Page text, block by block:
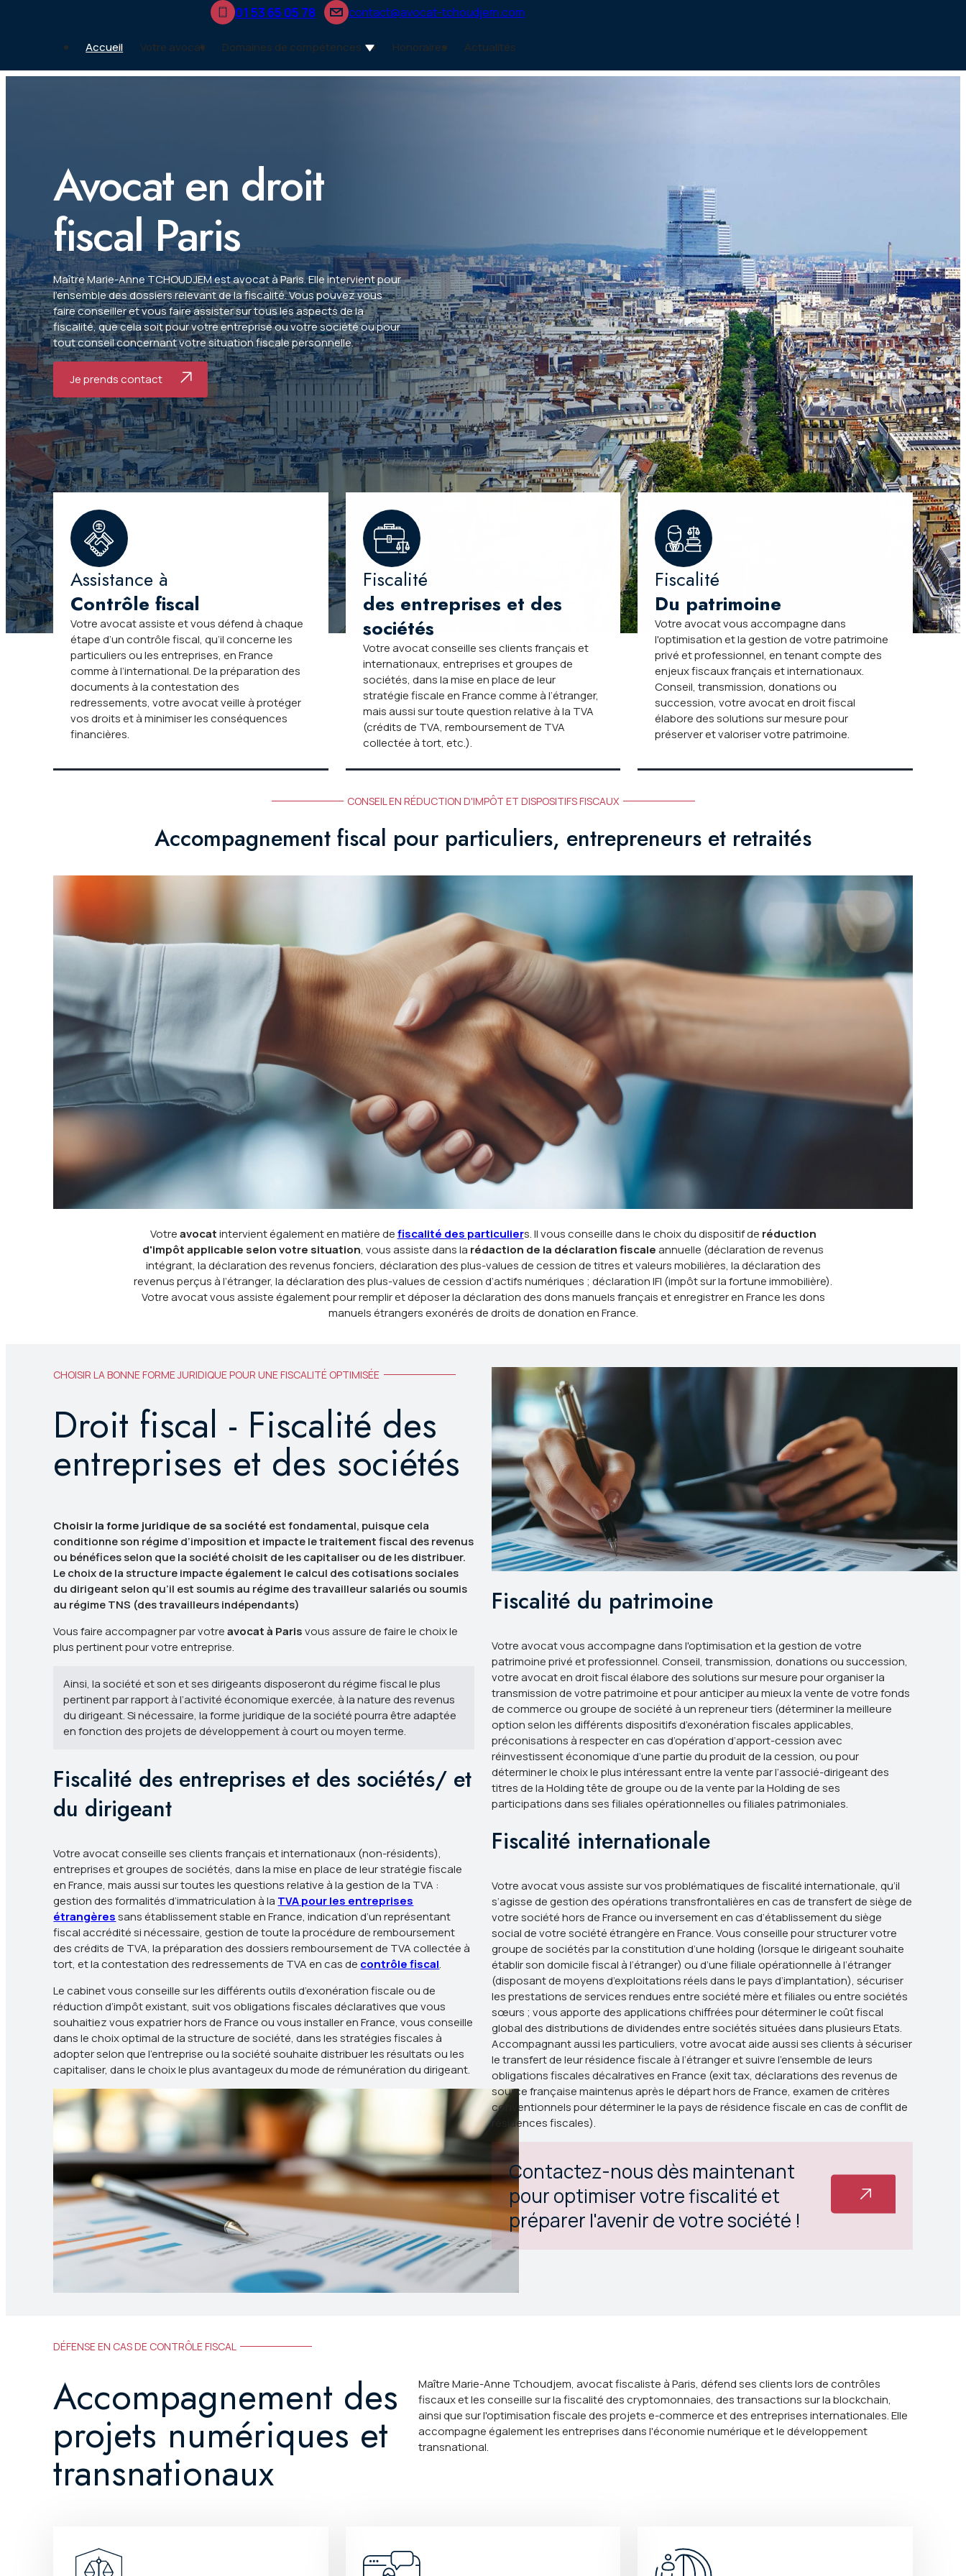
01 53 65 05 78 contact@avocat-tchoudjem.com
Accueil Votre avocat Domaines de compétences Honoraires Actualités
Avocat en droit
fiscal Paris
Maître Marie-Anne TCHOUDJEM est avocat à Paris. Elle intervient pour
l'ensemble des dossiers relevant de la fiscalité. Vous pouvez vous
faire conseiller et vous faire assister sur tous les aspects de la
fiscalité, que cela soit pour votre entreprise ou votre société ou pour
tout conseil concernant votre situation fiscale personnelle.
Je prends contact
Assistance à
Contrôle fiscal
Votre avocat assiste et vous défend à chaque
étape d’un contrôle fiscal, qu’il concerne les
particuliers ou les entreprises, en France
comme à l’international. De la préparation des
documents à la contestation des
redressements, votre avocat veille à protéger
vos droits et à minimiser les conséquences
financières.
Fiscalité
des entreprises et des
sociétés
Votre avocat conseille ses clients français et
internationaux, entreprises et groupes de
sociétés, dans la mise en place de leur
stratégie fiscale en France comme à l’étranger,
mais aussi sur toute question relative à la TVA
(crédits de TVA, remboursement de TVA
collectée à tort, etc.).
Fiscalité
Du patrimoine
Votre avocat vous accompagne dans
l'optimisation et la gestion de votre patrimoine
privé et professionnel, en tenant compte des
enjeux fiscaux français et internationaux.
Conseil, transmission, donations ou
succession, votre avocat en droit fiscal
élabore des solutions sur mesure pour
préserver et valoriser votre patrimoine.
CONSEIL EN RÉDUCTION D'IMPÔT ET DISPOSITIFS FISCAUX
Accompagnement fiscal pour particuliers, entrepreneurs et retraités
Votreavocatintervient également en matière defiscalité des particuliers. Il vous conseille dans le choix du dispositif de réduction
d'impôt applicable selon votre situation, vous assiste dans la rédaction de la déclaration fiscaleannuelle (déclaration de revenus
intégrant, la déclaration des revenus fonciers, déclaration des plus-values de cession de titres et valeurs mobilières, la déclaration des
revenus perçus à l’étranger, la déclaration des plus-values de cession d’actifs numériques ; déclaration IFI (impôt sur la fortune immobilière).
Votre avocat vous assiste également pour remplir et déposer la déclaration des dons manuels français et enregistrer en France les dons
manuels étrangers exonérés de droits de donation en France.
CHOISIR LA BONNE FORME JURIDIQUE POUR UNE FISCALITÉ OPTIMISÉE
Droit fiscal - Fiscalité des
entreprises et des sociétés
Choisir la forme juridique de sa société est fondamental, puisque cela
conditionne son régime d’imposition et impacte le traitement fiscal des revenus
ou bénéfices selon que la société choisit de les capitaliser ou de les distribuer.
Le choix de la structure impacte également le calcul des cotisations sociales
du dirigeant selon qu’il est soumis au régime des travailleur salariés ou soumis
au régime TNS (des travailleurs indépendants)
Vous faire accompagner par votreavocat à Parisvous assure de faire le choix le
plus pertinent pour votre entreprise.
Ainsi, la société et son et ses dirigeants disposeront du régime fiscal le plus
pertinent par rapport à l’activité économique exercée, à la nature des revenus
du dirigeant. Si nécessaire, la forme juridique de la société pourra être adaptée
en fonction des projets de développement à court ou moyen terme.
Fiscalité des entreprises et des sociétés/ et
du dirigeant
Votre avocat conseille ses clients français et internationaux (non-résidents),
entreprises et groupes de sociétés, dans la mise en place de leur stratégie fiscale
en France, mais aussi sur toutes les questions relative à la gestion de la TVA :
gestion des formalités d’immatriculation à la TVA pour les entreprises
étrangèressans établissement stable en France, indication d’un représentant
fiscal accrédité si nécessaire, gestion de toute la procédure de remboursement
des crédits de TVA, la préparation des dossiers remboursement de TVA collectée à
tort, et la contestation des redressements de TVA en cas de contrôle fiscal.
Le cabinet vous conseille sur les différents outils d’exonération fiscale ou de
réduction d’impôt existant, suit vos obligations fiscales déclaratives que vous
souhaitiez vous expatrier hors de France ou vous installer en France, vous conseille
dans le choix optimal de la structure de société, dans les stratégies fiscales à
adopter selon que l'entreprise ou la société souhaite distribuer les résultats ou les
capitaliser, dans le choix le plus avantageux du mode de rémunération du dirigeant.
Fiscalité du patrimoine
Votre avocat vous accompagne dans l'optimisation et la gestion de votre
patrimoine privé et professionnel. Conseil, transmission, donations ou succession,
votre avocat en droit fiscal élabore des solutions sur mesure pour organiser la
transmission de votre patrimoine et pour anticiper au mieux la vente de votre fonds
de commerce ou groupe de société à un repreneur tiers (déterminer la meilleure
option selon les différents dispositifs d’exonération fiscales applicables,
préconisations à respecter en cas d’opération d’apport-cession avec
réinvestissent économique d’une partie du produit de la cession, ou pour
déterminer le choix le plus intéressant entre la vente par l’associé-dirigeant des
titres de la Holding tête de groupe ou de la vente par la Holding de ses
participations dans ses filiales opérationnelles ou filiales patrimoniales.
Fiscalité internationale
Votre avocat vous assiste sur vos problématiques de fiscalité internationale, qu’il
s’agisse de gestion des opérations transfrontalières en cas de transfert de siège de
votre société hors de France ou inversement en cas d’établissement du siège
social de votre société étrangère en France. Vous conseille pour structurer votre
groupe de sociétés par la constitution d’une holding (lorsque le dirigeant souhaite
établir son domicile fiscal à l’étranger) ou d’une filiale opérationnelle à l’étranger
(disposant de moyens d’exploitations réels dans le pays d’implantation), sécuriser
les prestations de services rendues entre société mère et filiales ou entre sociétés
sœurs ; vous apporte des applications chiffrées pour déterminer le coût fiscal
global des distributions de dividendes entre sociétés situées dans plusieurs Etats.
Accompagnant aussi les particuliers, votre avocat aide aussi ses clients à sécuriser
le transfert de leur résidence fiscale à l’étranger et suivre l’ensemble de leurs
obligations fiscales décalratives en France (exit tax, déclarations des revenus de
source française maintenus après le départ hors de France, examen de critères
conventionnels pour déterminer le la pays de résidence fiscale en cas de conflit de
résidences fiscales).
Contactez-nous dès maintenant
pour optimiser votre fiscalité et
préparer l'avenir de votre société !
DÉFENSE EN CAS DE CONTRÔLE FISCAL
Accompagnement des
projets numériques et
transnationaux
Maître Marie-Anne Tchoudjem, avocat fiscaliste à Paris, défend ses clients lors de contrôles
fiscaux et les conseille sur la fiscalité des cryptomonnaies, des transactions sur la blockchain,
ainsi que sur l'optimisation fiscale des projets e-commerce et des entreprises internationales. Elle
accompagne également les entreprises dans l'économie numérique et le développement
transnational.